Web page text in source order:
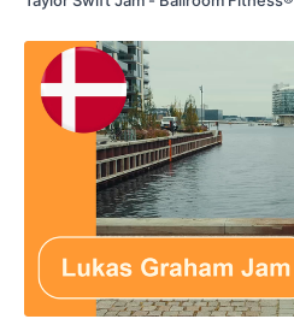
11:35 Samba
23:22 Slowfox
26:31 Tango
Viennese waltz
Jive
44:33 Rumba